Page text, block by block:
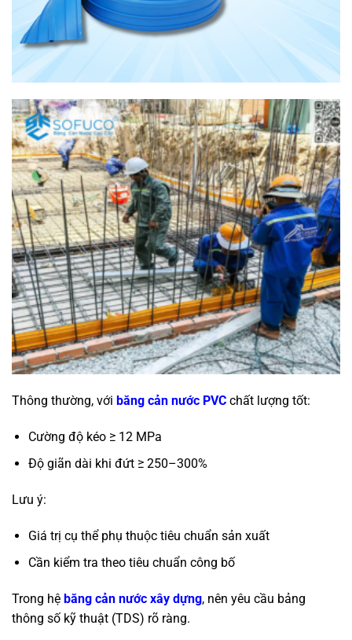
Thông thường, với băng cản nước PVC chất lượng tốt:
Cường độ kéo ≥ 12 MPa
Độ giãn dài khi đứt ≥ 250–300%
Lưu ý:
Giá trị cụ thể phụ thuộc tiêu chuẩn sản xuất
Cần kiểm tra theo tiêu chuẩn công bố
Trong hệ băng cản nước xây dựng, nên yêu cầu bảng
thông số kỹ thuật (TDS) rõ ràng.